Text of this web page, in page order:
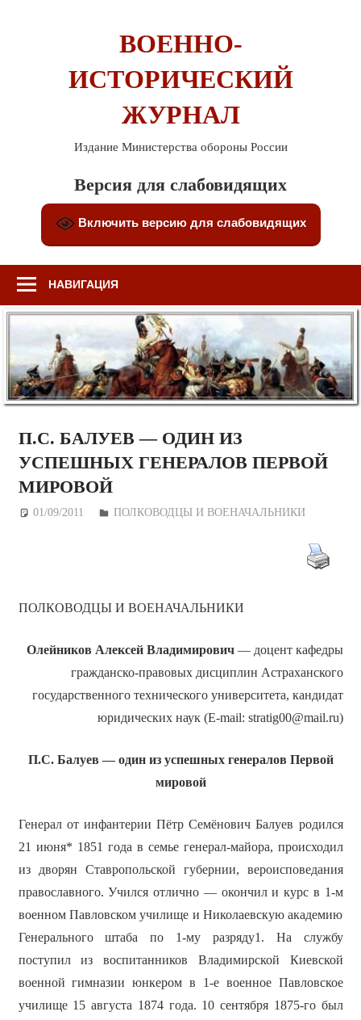
ВОЕННО-
ИСТОРИЧЕСКИЙ
ЖУРНАЛ
Издание Министерства обороны России
Версия для слабовидящих
Включить версию для слабовидящих
НАВИГАЦИЯ
П.С. БАЛУЕВ — ОДИН ИЗ
УСПЕШНЫХ ГЕНЕРАЛОВ ПЕРВОЙ
МИРОВОЙ
01/09/2011 Дежурный по Редакции
ПОЛКОВОДЦЫ И ВОЕНАЧАЛЬНИКИ
ПОЛКОВОДЦЫ И ВОЕНАЧАЛЬНИКИ
Олейников Алексей Владимирович— доцент кафедры
гражданско-правовых дисциплин Астраханского
государственного технического университета, кандидат
юридических наук (E-mail: stratig00@mail.ru)
П.С. Балуев — один из успешных генералов Первой
мировой
Генерал от инфантерии Пётр Семёнович Балуев родился
21 июня* 1851 года в семье генерал-майора, происходил
из дворян Ставропольской губернии, вероисповедания
православного. Учился отлично — окончил и курс в 1-м
военном Павловском училище и Николаевскую академию
Генерального штаба по 1-му разряду1. На службу
поступил из воспитанников Владимирской Киевской
военной гимназии юнкером в 1-е военное Павловское
училище 15 августа 1874 года. 10 сентября 1875-го был